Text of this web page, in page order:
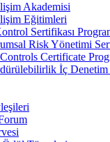
Akademisi
Eğitimleri
Sertifikası
Risk Yönetimi
Certificate
İç Denetim